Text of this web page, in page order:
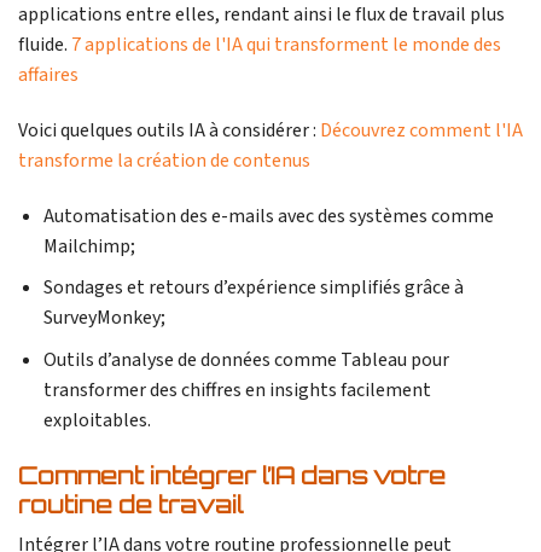
applications entre elles, rendant ainsi le flux de travail plus
fluide. 7 applications de l'IA qui transforment le monde des
affaires
Voici quelques outils IA à considérer : Découvrez comment l'IA
transforme la création de contenus
Automatisation des e-mails avec des systèmes comme
Mailchimp;
Sondages et retours d’expérience simplifiés grâce à
SurveyMonkey;
Outils d’analyse de données comme Tableau pour
transformer des chiffres en insights facilement
exploitables.
Comment intégrer l’IA dans votre
routine de travail
Intégrer l’IA dans votre routine professionnelle peut